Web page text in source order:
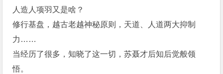
人造人项羽又是啥？
修行基盘，越古老越神秘原则，天道、人道两大抑制
力……
当经历了很多，知晓了这一切，苏聂才后知后觉般领
悟。